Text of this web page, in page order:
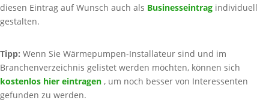
diesen Eintrag auf Wunsch auch als Businesseintrag individuell
gestalten.
Tipp: Wenn Sie Wärmepumpen-Installateur sind und im
Branchenverzeichnis gelistet werden möchten, können sich
kostenlos hier eintragen , um noch besser von Interessenten
gefunden zu werden.